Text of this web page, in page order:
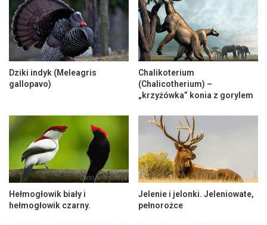
Dziki indyk (Meleagris
gallopavo)
Chalikoterium
(Chalicotherium) –
„krzyżówka” konia z gorylem
Hełmogłowik biały i
hełmogłowik czarny.
Jelenie i jelonki. Jeleniowate,
pełnorożce